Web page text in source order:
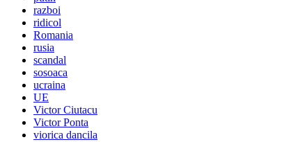
razboi
ridicol
Romania
rusia
scandal
sosoaca
ucraina
UE
Victor Ciutacu
Victor Ponta
viorica dancila